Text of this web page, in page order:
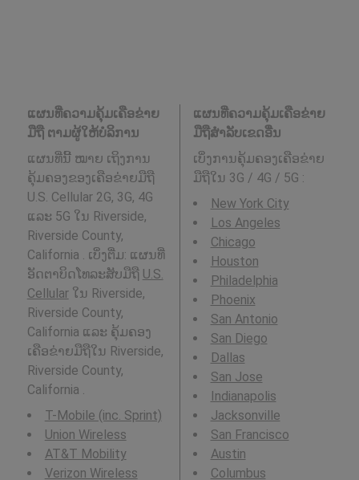
ແຜນທີ່ຄວາມຄຸ້ມເຄືອຂ່າຍ
ມືຖື ຕາມຜູ້ໃຫ້ບໍລິການ
ແຜນທີ່ນີ້ ໝາຍ ເຖິງການ
ຄຸ້ມຄອງຂອງເຄືອຂ່າຍມືຖື
U.S. Cellular 2G, 3G, 4G
ແລະ 5G ໃນ Riverside,
Riverside County,
California . ເບິ່ງຕື່ມ: ແຜນທີ່
ອັດຕາບິດໂທລະສັບມືຖື U.S.
Cellularໃນ Riverside,
Riverside County,
California ແລະ ຄຸ້ມຄອງ
ເຄືອຂ່າຍມືຖືໃນ Riverside,
Riverside County,
California .
T-Mobile (inc. Sprint)
Union Wireless
AT&T Mobility
Verizon Wireless
ແຜນທີ່ຄວາມຄຸ້ມເຄືອຂ່າຍ
ມືຖືສໍາລັບເຂດອື່ນ
ເບິ່ງການຄຸ້ມຄອງເຄືອຂ່າຍ
ມືຖືໃນ 3G / 4G / 5G :
New York City
Los Angeles
Chicago
Houston
Philadelphia
Phoenix
San Antonio
San Diego
Dallas
San Jose
Indianapolis
Jacksonville
San Francisco
Austin
Columbus